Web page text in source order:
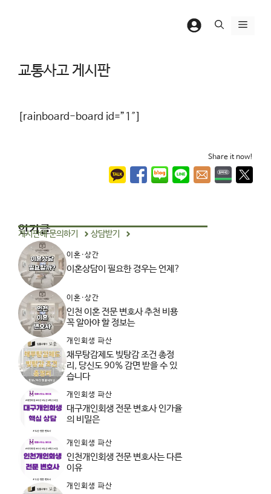
메
교통사고 게시판
[rainboard-board id=”1″]
Share it now!
인기글
게시판에 문의하기 상담받기
이혼·상간
이혼상담이 필요한 경우는 언제?
이혼·상간
인천 이혼 전문 변호사 추천 비용
꼭 알아야 할 정보는
개인회생 파산
채무탕감제도 빚탕감 조건 총정
리, 당신도 90% 감면 받을 수 있
습니다
개인회생 파산
대구개인회생 전문 변호사 인가율
의 비밀은
개인회생 파산
인천개인회생 전문 변호사는 다른
이유
개인회생 파산